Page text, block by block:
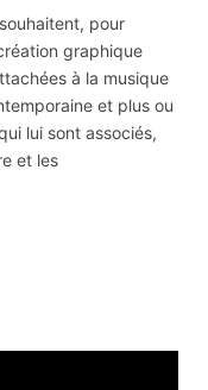
pour
graphique
à la musique
et plus ou
lui sont associés,
et les